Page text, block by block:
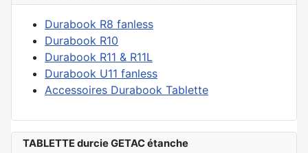
Durabook R8 fanless
Durabook R10
Durabook R11 & R11L
Durabook U11 fanless
Accessoires Durabook Tablette
TABLETTE durcie GETAC étanche